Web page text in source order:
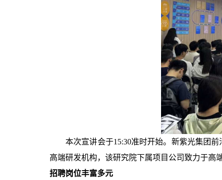
本次宣讲会于15:30准时开始。新紫光集团
高端研发机构，该研究院下属项目公司致力于高
招聘岗位丰富多元